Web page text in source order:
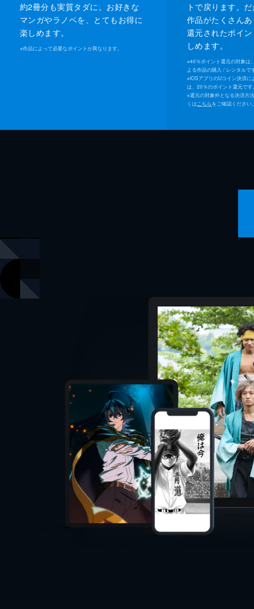
約2冊分も実質タダに。お好きな
マンガやラノベを、とてもお得に
楽しめます。
※作品によって必要なポイントが異なります。
トで戻ります。
作品がたくさんあ
還元されたポイ
しめます。
※40％ポイント還元の対象は
よる作品の購入 / レンタルです
※iOSアプリのUコイン決済
は、20％のポイント還元です。
※還元の対象外となる決済方
くは こちらをご確認ください。